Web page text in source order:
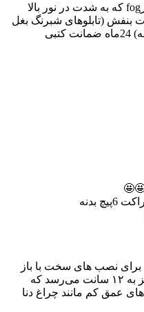
چیپ ها cz تایوان ‌‌.لیزرfog که به شدت در نور بالا
بنفش (تابلوهای شبرنگ بغل
نصب های سخت با باز
کردن توپی پشت لنز ( طول لنز به ۱۲ سانت می‌رسد که
عمق کم مانند چراغ دنا